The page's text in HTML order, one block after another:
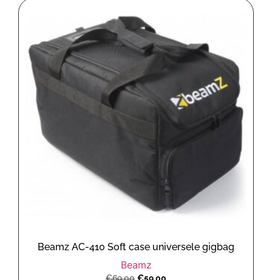
Beamz AC-410 Soft case universele gigbag
Beamz